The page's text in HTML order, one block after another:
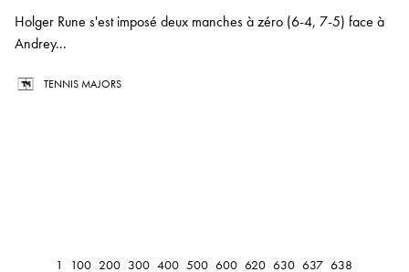
Holger Rune s'est imposé deux manches à zéro (6-4, 7-5) face à
Andrey...
TENNIS MAJORS
1 100 200 300 400 500 600 620 630 637 638